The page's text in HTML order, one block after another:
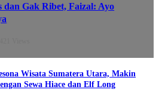
Gak Ribet, Faizal: Ayo
Wisata Sumatera Utara, Makin
Sewa Hiace dan Elf Long